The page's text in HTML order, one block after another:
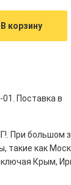
В корзину
Поставка в
При большом
такие как
Крым,